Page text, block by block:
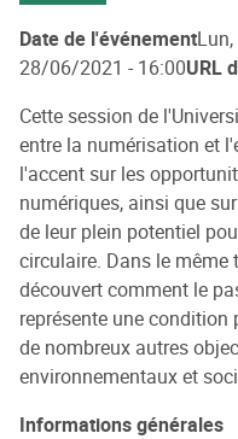
Date de l'événement
28/06/2021 - 16:00URL
Cette session de
entre la numérisation et
l'accent sur les
numériques, ainsi que
de leur plein potentiel
circulaire. Dans le
découvert comment le
représente une
de nombreux autres
environnementaux et
Informations générales